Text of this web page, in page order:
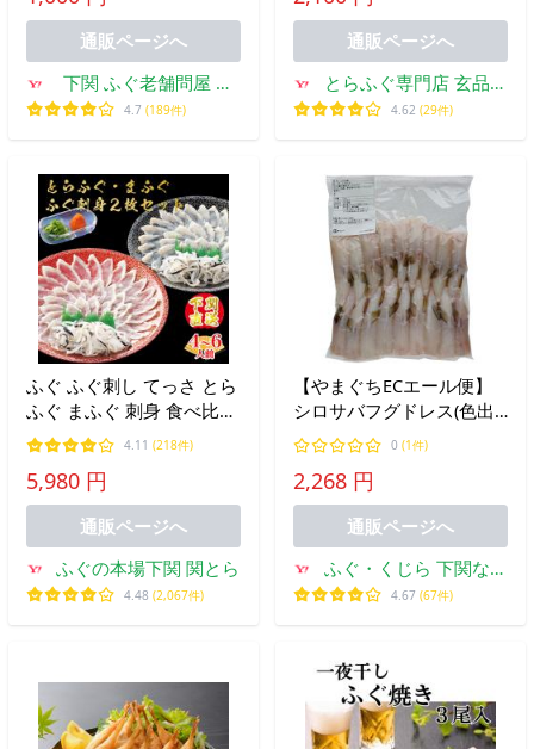
通販ページへ
下関 ふぐ老舗問屋 山
西水産
4.7 (189件)
ヒレ酒 お酒 日本酒 冷酒
通販ページへ
とらふぐ専門店 玄品ふ
ぐ
4.62 (29件)
ふぐ ふぐ刺し てっさ とら
ふぐ まふぐ 刺身 食べ比べ
セット 4人前 6人前 お中元
ギフト
4.11 (218件)
5,980 円
通販ページへ
ふぐの本場下関 関とら
4.48 (2,067件)
【やまぐちECエール便】
シロサバフグドレス(色出
し)IQF 15-20尾 1kg 冷凍商
品 業務用
0 (1件)
2,268 円
通販ページへ
ふぐ・くじら 下関なる
と
4.67 (67件)